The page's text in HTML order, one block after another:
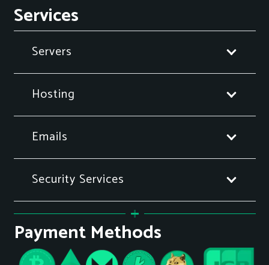
Services
Servers
Hosting
Emails
Security Services
Payment Methods